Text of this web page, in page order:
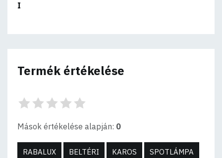
I
Termék értékelése
Mások értékelése alapján: 0
RABALUX BELTÉRI KAROS SPOTLÁMPA